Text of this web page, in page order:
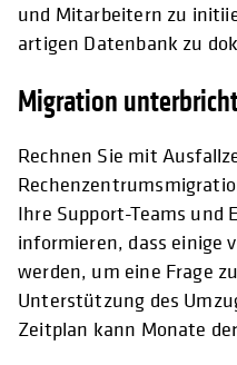
und Mitarbeitern zu
artigen Datenbank zu
Migration
Rechnen Sie mit
Ihre Support-Teams und
informieren, dass einige
werden, um eine Frage
Unterstützung des
Zeitplan kann Monate